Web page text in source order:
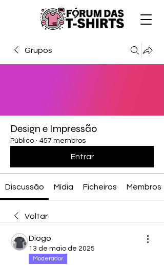
Grupos
Design e Impressão
Público · 457 membros
Entrar
Discussão Mídia Ficheiros Membros
Voltar
Diogo
13 de maio de 2025
Moderador